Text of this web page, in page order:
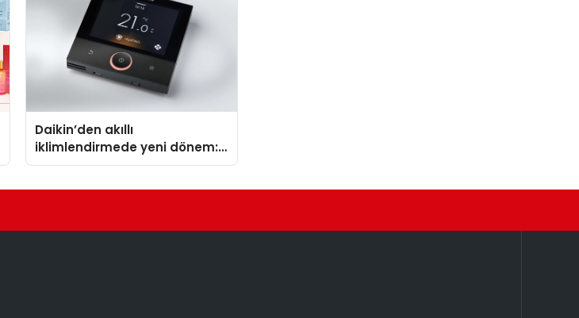
Daikin’den akıllı
iklimlendirmede yeni dönem:
Madoka Plus Türkiye’de